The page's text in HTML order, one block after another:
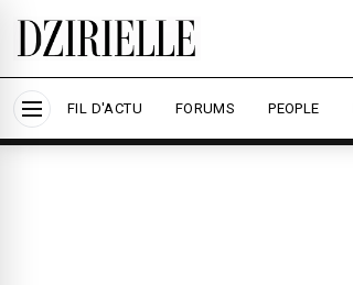
Nous utilisons des cookies pour
FIL D'ACTU FORUMS PEOPLE